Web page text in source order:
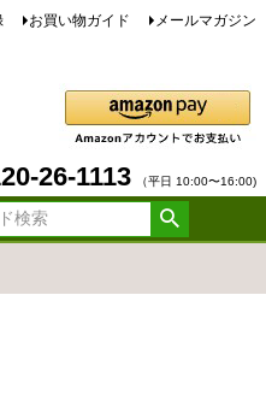
お買い物ガイド メールマガジン
26-1113 （平日 10:00〜16:00)